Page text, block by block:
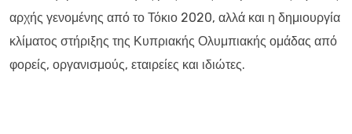
αρχής γενομένης από το Τόκιο 2020, αλλά και η δημιουργία
κλίματος στήριξης της Κυπριακής Ολυμπιακής ομάδας από
φορείς, οργανισμούς, εταιρείες και ιδιώτες.